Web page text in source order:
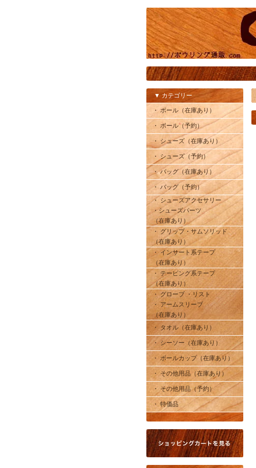
▼ カテゴリー
・ ボール（在庫あり）
・ ボール（予約）
・ シューズ（在庫あり）
・ シューズ（予約）
・ バッグ（在庫あり）
・ バッグ（予約）
・ シューズアクセサリー
・シューズパーツ
（在庫あり）
・ グリップ・サムソリッド
（在庫あり）
・ インサート系テープ
（在庫あり）
・ テーピング系テープ
（在庫あり）
・ グローブ ・リスト
・ アームスリーブ
（在庫あり）
・ タオル（在庫あり）
・ シーソー（在庫あり）
・ ボールカップ（在庫あり）
・ その他用品（在庫あり）
・ その他用品（予約）
・ 特価品